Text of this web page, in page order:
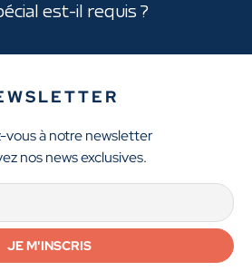
est-il requis ?
vous à notre newsletter
nos news exclusives.